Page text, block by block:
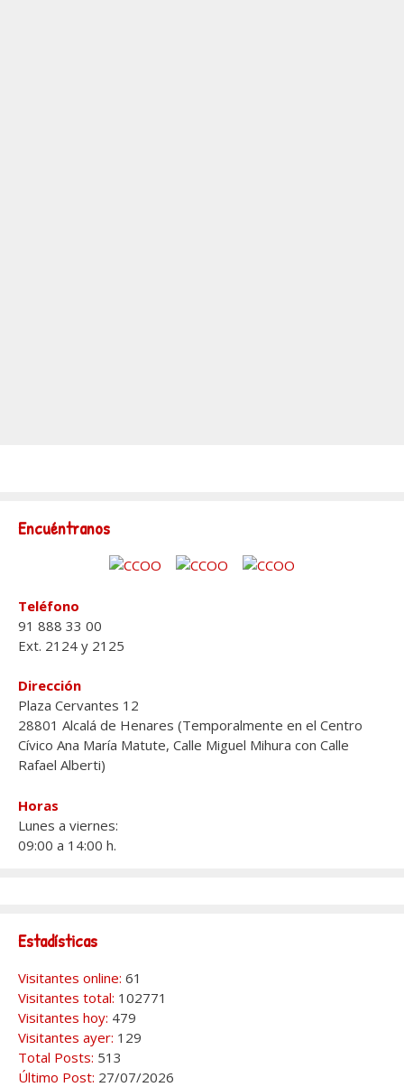
Encuéntranos
Teléfono
91 888 33 00
Ext. 2124 y 2125
Dirección
Plaza Cervantes 12
28801 Alcalá de Henares (Temporalmente en el Centro
Cívico Ana María Matute, Calle Miguel Mihura con Calle
Rafael Alberti)
Horas
Lunes a viernes:
09:00 a 14:00 h.
Estadísticas
Visitantes online: 61
Visitantes total: 102771
Visitantes hoy: 479
Visitantes ayer: 129
Total Posts: 513
Último Post: 27/07/2026